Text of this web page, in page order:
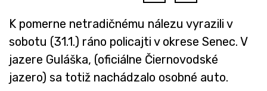
K pomerne netradičnému nálezu vyrazili v
sobotu (31.1.) ráno policajti v okrese Senec. V
jazere Guláška, (oficiálne Čiernovodské
jazero) sa totiž nachádzalo osobné auto.